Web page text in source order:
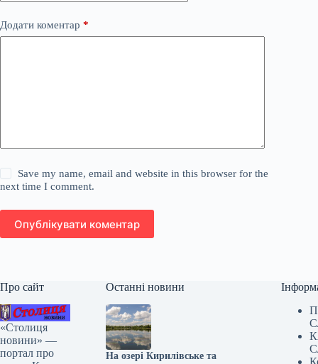
Додати коментар *
Save my name, email and website in this browser for the
next time I comment.
Опублікувати коментар
Про сайт
«Столиця
новини» —
портал про
Останні новини
На озері Кирилівське та